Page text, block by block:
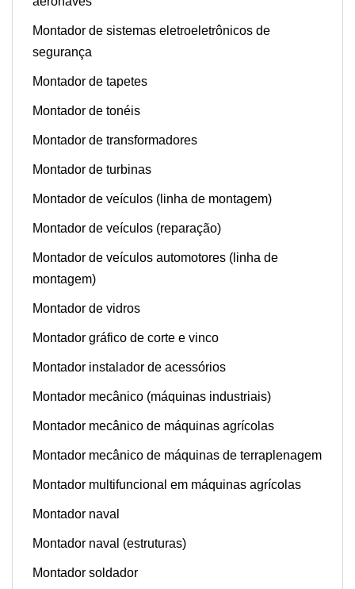
Montador de sistemas eletroeletrônicos de
segurança
Montador de tapetes
Montador de tonéis
Montador de transformadores
Montador de turbinas
Montador de veículos (linha de montagem)
Montador de veículos (reparação)
Montador de veículos automotores (linha de
montagem)
Montador de vidros
Montador gráfico de corte e vinco
Montador instalador de acessórios
Montador mecânico (máquinas industriais)
Montador mecânico de máquinas agrícolas
Montador mecânico de máquinas de terraplenagem
Montador multifuncional em máquinas agrícolas
Montador naval
Montador naval (estruturas)
Montador soldador